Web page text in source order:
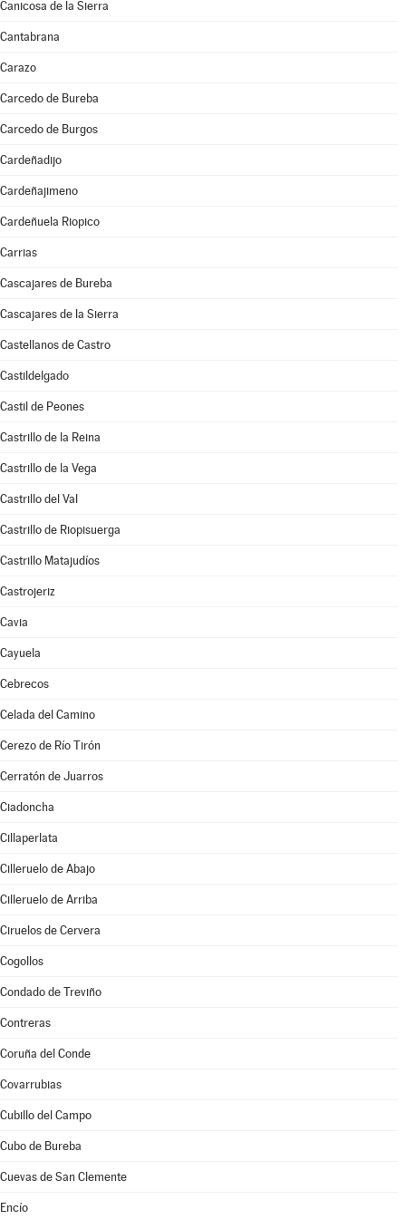
Canicosa de la Sierra
Cantabrana
Carazo
Carcedo de Bureba
Carcedo de Burgos
Cardeñadijo
Cardeñajimeno
Cardeñuela Riopico
Carrias
Cascajares de Bureba
Cascajares de la Sierra
Castellanos de Castro
Castildelgado
Castil de Peones
Castrillo de la Reina
Castrillo de la Vega
Castrillo del Val
Castrillo de Riopisuerga
Castrillo Matajudíos
Castrojeriz
Cavia
Cayuela
Cebrecos
Celada del Camino
Cerezo de Río Tirón
Cerratón de Juarros
Ciadoncha
Cillaperlata
Cilleruelo de Abajo
Cilleruelo de Arriba
Ciruelos de Cervera
Cogollos
Condado de Treviño
Contreras
Coruña del Conde
Covarrubias
Cubillo del Campo
Cubo de Bureba
Cuevas de San Clemente
Encío